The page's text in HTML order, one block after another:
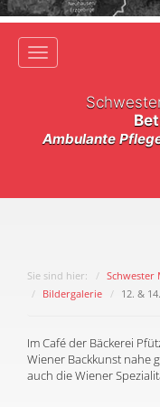
Toggle navigation
Ambulante
Sie sind hier:
Schwester
Bildergalerie
12. &
Im Café der Bäckerei
Wiener Backkunst nahe
auch die Wiener